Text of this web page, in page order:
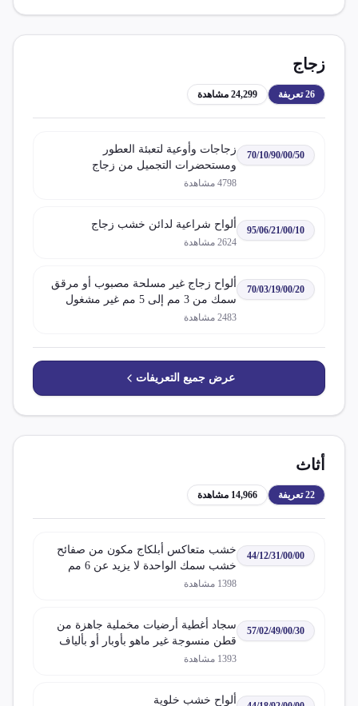
زجاج
26تعريفة 24,299 مشاهدة
70/10/90/00/50
زجاجات وأوعية لتعبئة العطور
ومستحضرات التجميل من زجاج
4798 مشاهدة
95/06/21/00/10 ألواح شراعية لدائن خشب زجاج
2624 مشاهدة
70/03/19/00/20
ألواح زجاج غير مسلحة مصبوب أو مرقق
سمك من 3 مم إلى 5 مم غير مشغول
2483 مشاهدة
عرض جميع التعريفات
أثاث
22تعريفة 14,966 مشاهدة
44/12/31/00/00
خشب متعاكس أبلكاج مكون من صفائح
خشب سمك الواحدة لا يزيد عن 6 مم
طبقة خارجية واحدة على الأقل من
1398 مشاهدة
57/02/49/00/30
سجاد أغطية أرضيات مخملية جاهزة من
قطن منسوجة غير ماهو بأوبار أو بألياف
مغروزة
1393 مشاهدة
ألواح خشب خلوية